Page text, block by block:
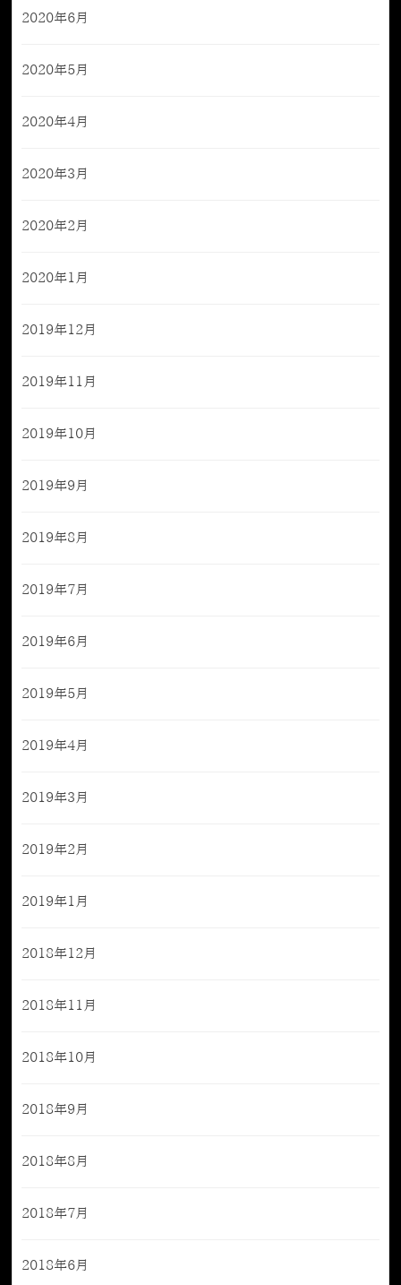
2020年6月
2020年5月
2020年4月
2020年3月
2020年2月
2020年1月
2019年12月
2019年11月
2019年10月
2019年9月
2019年8月
2019年7月
2019年6月
2019年5月
2019年4月
2019年3月
2019年2月
2019年1月
2018年12月
2018年11月
2018年10月
2018年9月
2018年8月
2018年7月
2018年6月